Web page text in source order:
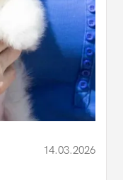
14.03.2026